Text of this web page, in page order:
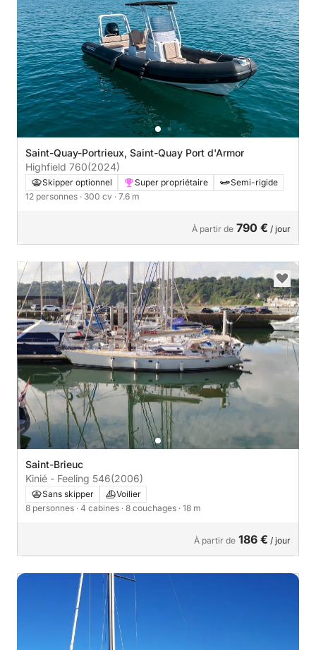
Saint-Quay-Portrieux, Saint-Quay Port d'Armor
Highfield 760(2024)
Skipper optionnel Super propriétaire
Semi-rigide
12 personnes · 300 cv · 7.6 m
À partir de 790 € / jour
Saint-Brieuc
Kinié - Feeling 546(2006)
Sans skipper
Voilier
8 personnes · 4 cabines · 8 couchages · 18 m
À partir de 186 € / jour